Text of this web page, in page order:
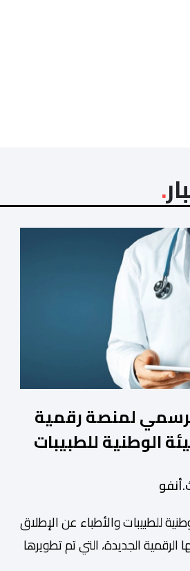
لمنصة رقمية
الوطنية للطبيبات
للطبيبات والأطباء عن الإطلاق
الجديدة، التي تم تطويرها